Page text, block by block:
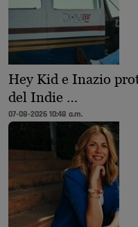
Hey Kid e Inazio
del Indie …
07-08-2026 10:48 a.m.